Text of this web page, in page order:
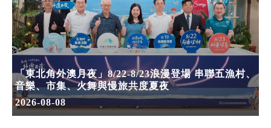
「東北角外澳月夜」8/22-8/23浪漫登場 串聯五漁村、
音樂、市集、火舞與慢旅共度夏夜
2026-08-08